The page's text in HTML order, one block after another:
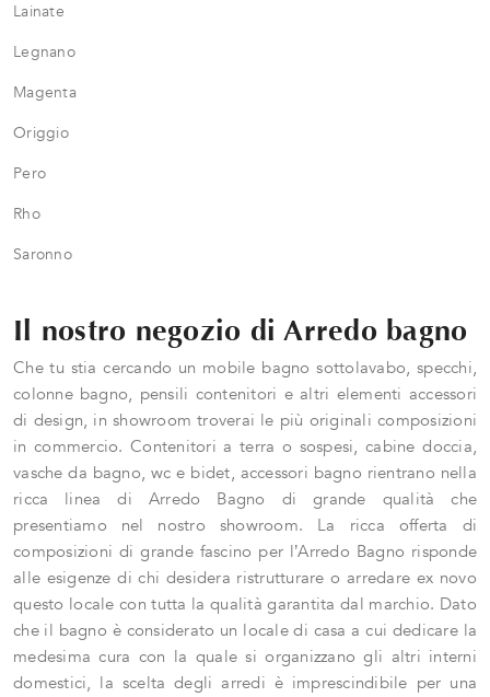
Lainate
Legnano
Magenta
Origgio
Pero
Rho
Saronno
Il nostro negozio di Arredo bagno
Che tu stia cercando un mobile bagno sottolavabo, specchi,
colonne bagno, pensili contenitori e altri elementi accessori
di design, in showroom troverai le più originali composizioni
in commercio. Contenitori a terra o sospesi, cabine doccia,
vasche da bagno, wc e bidet, accessori bagno rientrano nella
ricca linea di Arredo Bagno di grande qualità che
presentiamo nel nostro showroom. La ricca offerta di
composizioni di grande fascino per l’Arredo Bagno risponde
alle esigenze di chi desidera ristrutturare o arredare ex novo
questo locale con tutta la qualità garantita dal marchio. Dato
che il bagno è considerato un locale di casa a cui dedicare la
medesima cura con la quale si organizzano gli altri interni
domestici, la scelta degli arredi è imprescindibile per una